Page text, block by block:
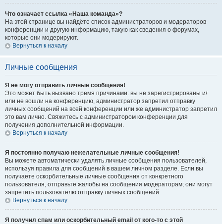
Что означает ссылка «Наша команда»?
На этой странице вы найдёте список администраторов и модераторов
конференции и другую информацию, такую как сведения о форумах,
которые они модерируют.
Вернуться к началу
Личные сообщения
Я не могу отправить личные сообщения!
Это может быть вызвано тремя причинами: вы не зарегистрированы и/
или не вошли на конференцию, администратор запретил отправку
личных сообщений на всей конференции или же администратор запретил
это вам лично. Свяжитесь с администратором конференции для
получения дополнительной информации.
Вернуться к началу
Я постоянно получаю нежелательные личные сообщения!
Вы можете автоматически удалять личные сообщения пользователей,
используя правила для сообщений в вашем личном разделе. Если вы
получаете оскорбительные личные сообщения от конкретного
пользователя, отправьте жалобы на сообщения модераторам; они могут
запретить пользователю отправку личных сообщений.
Вернуться к началу
Я получил спам или оскорбительный email от кого-то с этой